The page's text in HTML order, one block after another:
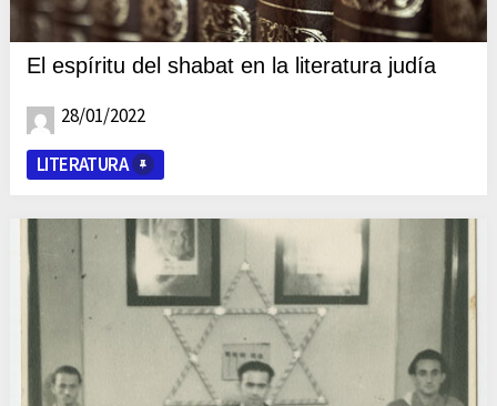
El espíritu del shabat en la literatura judía
28/01/2022
LITERATURA